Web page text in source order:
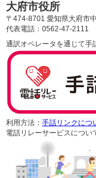
大府市役所
〒474-8701 愛知県大府市
代表電話：0562-47-2111
通訳オペレータを通じて手
利用方法： 手話リンクにつ
電話リレーサービスについ